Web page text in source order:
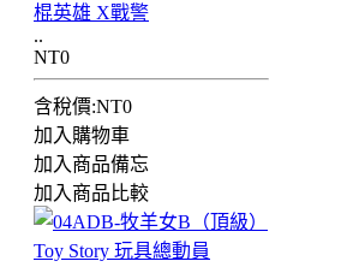
棍英雄 X戰警
..
NT0
含稅價:NT0
加入購物車
加入商品備忘
加入商品比較